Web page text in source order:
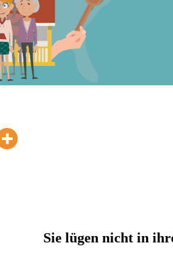
Sie lügen nicht in